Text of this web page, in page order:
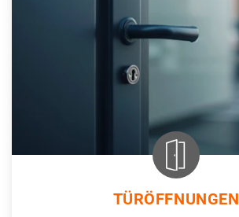
TÜRÖFFNUNGEN